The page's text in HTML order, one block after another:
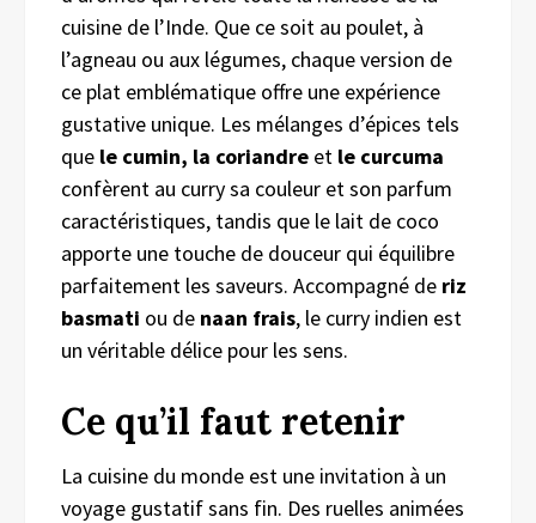
cuisine de l’Inde. Que ce soit au poulet, à
l’agneau ou aux légumes, chaque version de
ce plat emblématique offre une expérience
gustative unique. Les mélanges d’épices tels
que le cumin, la coriandre et le curcuma
confèrent au curry sa couleur et son parfum
caractéristiques, tandis que le lait de coco
apporte une touche de douceur qui équilibre
parfaitement les saveurs. Accompagné de riz
basmati ou de naan frais, le curry indien est
un véritable délice pour les sens.
Ce qu’il faut retenir
La cuisine du monde est une invitation à un
voyage gustatif sans fin. Des ruelles animées